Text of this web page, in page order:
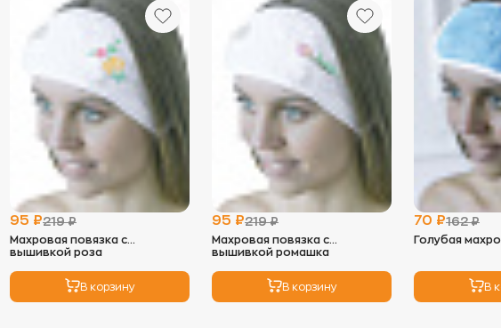
Сушка:
-
-
можно
низких
мягкость
Глажка:
-
так как
глажки с
- Храните
избежать
95 ₽219 ₽
Махровая повязка с
вышивкой роза
В корзину
95 ₽219 ₽
Махровая повязка с
вышивкой ромашка
В корзину
70 ₽162 ₽
Голубая
В